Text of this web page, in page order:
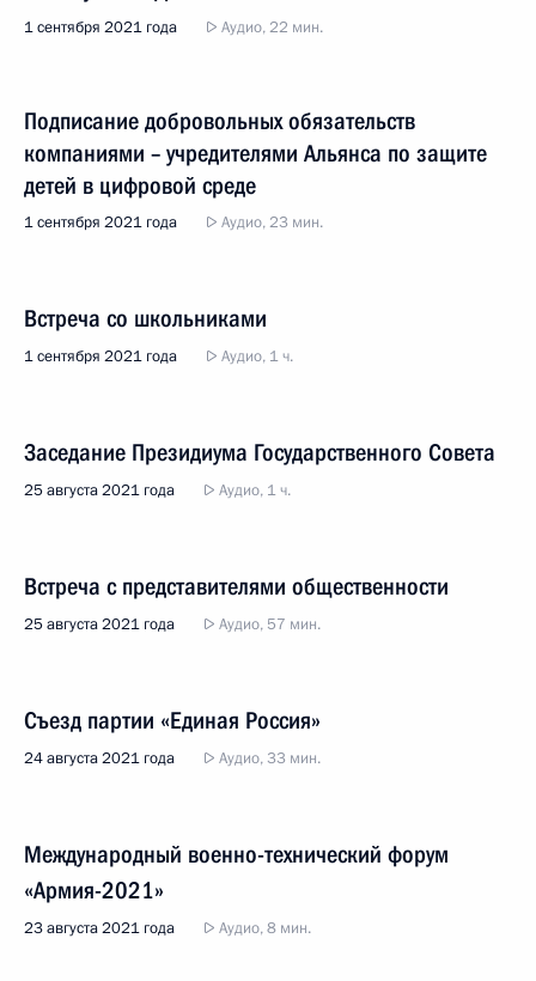
1 сентября 2021 года Аудио, 22 мин.
Подписание добровольных обязательств
компаниями – учредителями Альянса по защите
детей в цифровой среде
1 сентября 2021 года Аудио, 23 мин.
Встреча со школьниками
1 сентября 2021 года Аудио, 1 ч.
Заседание Президиума Государственного Совета
25 августа 2021 года Аудио, 1 ч.
Встреча с представителями общественности
25 августа 2021 года Аудио, 57 мин.
Съезд партии «Единая Россия»
24 августа 2021 года Аудио, 33 мин.
Международный военно-технический форум
«Армия-2021»
23 августа 2021 года Аудио, 8 мин.